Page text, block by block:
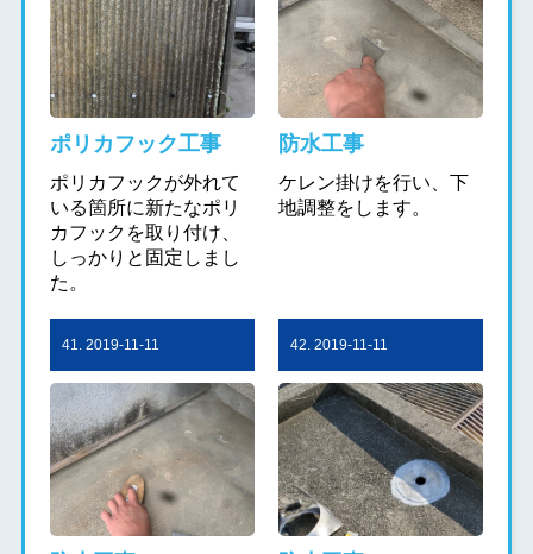
ポリカフック工事
ポリカフックが外れて
いる箇所に新たなポリ
カフックを取り付け、
しっかりと固定しまし
た。
防水工事
ケレン掛けを行い、下
地調整をします。
41. 2019-11-11 42. 2019-11-11